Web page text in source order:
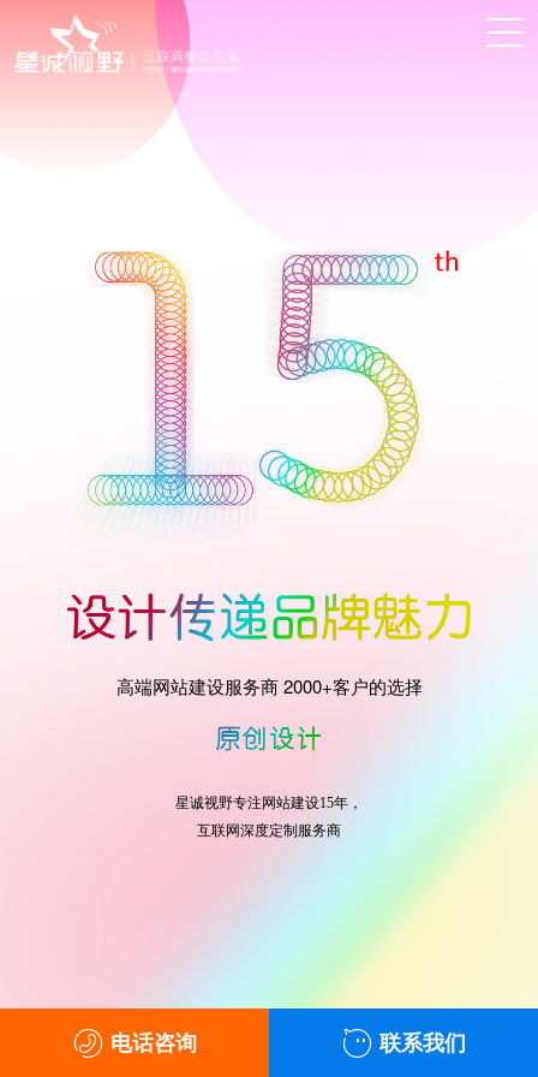
高端网站建设服务商 2000+客户的选择
星诚视野专注网站建设15年，
互联网深度定制服务商
电话咨询 联系我们